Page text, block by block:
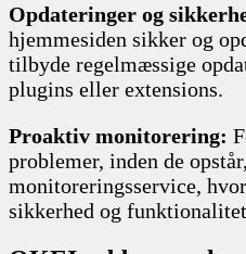
Opdateringer og
hjemmesiden sikker og
tilbyde regelmæssige
plugins eller extensions.
Proaktiv monitorering:
problemer, inden de
monitoreringsservice,
sikkerhed og